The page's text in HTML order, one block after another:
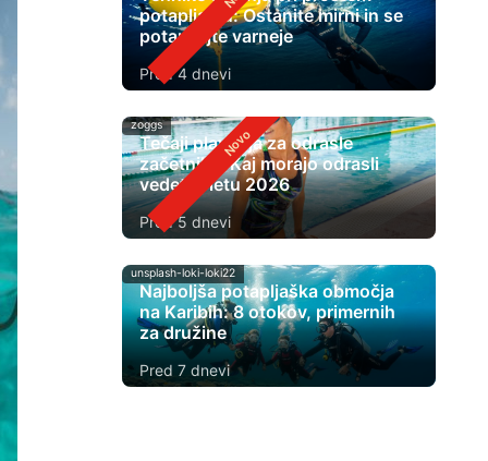
potapljanju: Ostanite mirni in se
potapljajte varneje
Pred 4 dnevi
zoggs
Tečaji plavanja za odrasle
začetnike: Kaj morajo odrasli
vedeti v letu 2026
Pred 5 dnevi
unsplash-loki-loki22
Najboljša potapljaška območja
na Karibih: 8 otokov, primernih
za družine
Pred 7 dnevi